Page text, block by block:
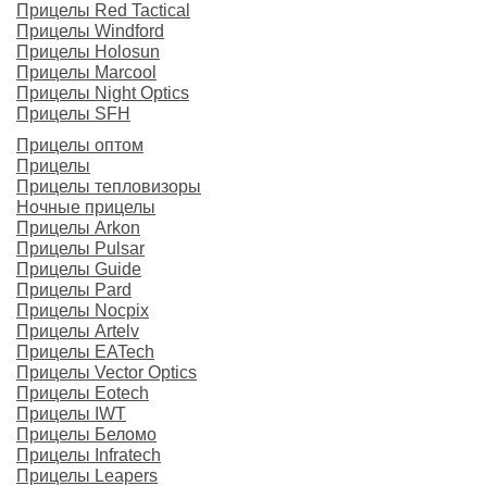
Прицелы Red Tactical
Прицелы Windford
Прицелы Holosun
Прицелы Marcool
Прицелы Night Optics
Прицелы SFH
Прицелы оптом
Прицелы
Прицелы тепловизоры
Ночные прицелы
Прицелы Arkon
Прицелы Pulsar
Прицелы Guide
Прицелы Pard
Прицелы Nocpix
Прицелы Artelv
Прицелы EATech
Прицелы Vector Optics
Прицелы Eotech
Прицелы IWT
Прицелы Беломо
Прицелы Infratech
Прицелы Leapers